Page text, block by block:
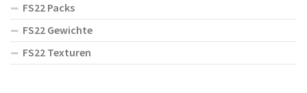
FS22 Packs
FS22 Gewichte
FS22 Texturen